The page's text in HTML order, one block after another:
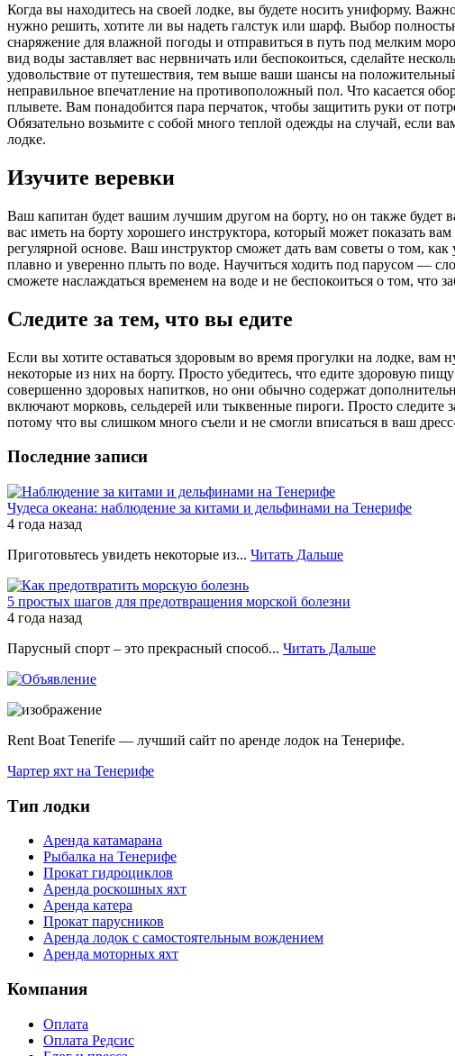
Когда вы находитесь на своей лодке, вы будете носить униформу.
нужно решить, хотите ли вы надеть галстук или шарф. Выбор
снаряжение для влажной погоды и отправиться в путь под мелким
вид воды заставляет вас нервничать или беспокоиться, сделайте
удовольствие от путешествия, тем выше ваши шансы на
неправильное впечатление на противоположный пол. Что касается
плывете. Вам понадобится пара перчаток, чтобы защитить руки от
Обязательно возьмите с собой много теплой одежды на случай, если
лодке.
Изучите веревки
Ваш капитан будет вашим лучшим другом на борту, но он также будет
вас иметь на борту хорошего инструктора, который может показать
регулярной основе. Ваш инструктор сможет дать вам советы о том,
плавно и уверенно плыть по воде. Научиться ходить под парусом —
сможете наслаждаться временем на воде и не беспокоиться о том, что
Следите за тем, что вы едите
Если вы хотите оставаться здоровым во время прогулки на лодке,
некоторые из них на борту. Просто убедитесь, что едите здоровую
совершенно здоровых напитков, но они обычно содержат
включают морковь, сельдерей или тыквенные пироги. Просто следите
потому что вы слишком много съели и не смогли вписаться в ваш
Последние записи
Чудеса океана: наблюдение за китами и дельфинами на Тенерифе
4 года назад
Приготовьтесь увидеть некоторые из... Читать Дальше
5 простых шагов для предотвращения морской болезни
4 года назад
Парусный спорт – это прекрасный способ... Читать Дальше
Rent Boat Tenerife — лучший сайт по аренде лодок на Тенерифе.
Чартер яхт на Тенерифе
Тип лодки
Аренда катамарана
Рыбалка на Тенерифе
Прокат гидроциклов
Аренда роскошных яхт
Аренда катера
Прокат парусников
Аренда лодок с самостоятельным вождением
Аренда моторных яхт
Компания
Оплата
Оплата Редсис